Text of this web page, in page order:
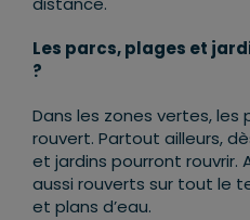
Les parcs, plages et
?
Dans les zones vertes,
rouvert. Partout ailleurs,
et jardins pourront rouvrir.
aussi rouverts sur tout le
et plans d’eau.